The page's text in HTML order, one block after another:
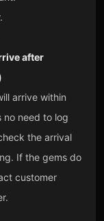
after
arrive within
no need to log
the arrival
If the gems do
customer